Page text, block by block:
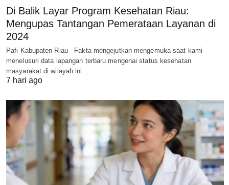
Di Balik Layar Program Kesehatan Riau:
Mengupas Tantangan Pemerataan Layanan di
2024
Pafi Kabupaten Riau - Fakta mengejutkan mengemuka saat kami
menelusuri data lapangan terbaru mengenai status kesehatan
masyarakat di wilayah ini.…
7 hari ago